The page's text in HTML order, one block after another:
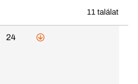
11 találat
24